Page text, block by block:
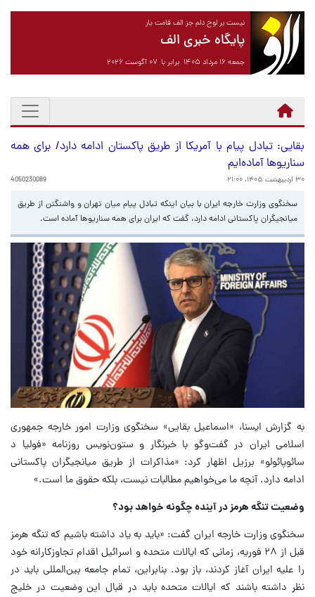
نیست بر لوح دلم جز الف قامت یار
پایگاه خبری الف
جمعه ۱۶ مرداد ۱۴۰۵ برابر با ۰۷ آگوست ۲۰۲۶
بقایی: تبادل پیام با آمریکا از طریق پاکستان ادامه دارد/ برای همه
سناریوها آماده‌ایم
۳۰ اردیبهشت ۱۴۰۵، ۲۱:۰۰ 4050230089
سخنگوی وزارت خارجه ایران با بیان اینکه تبادل پیام میان تهران و واشنگتن از طریق
میانجیگران پاکستانی ادامه دارد، گفت که ایران برای همه سناریوها آماده است.
به گزارش ایسنا، «اسماعیل بقایی» سخنگوی وزارت امور خارجه جمهوری
اسلامی ایران در گفت‌وگو با خبرنگار و ستون‌نویس روزنامه «فولیا د
سائوپائولو» برزیل اظهار کرد: «مذاکرات از طریق میانجیگران پاکستانی
ادامه دارد. آنچه ما می‌خواهیم مطالبات نیست، بلکه حقوق ما است.»
وضعیت تنگه هرمز در آینده چگونه خواهد بود؟
سخنگوی وزارت خارجه ایران گفت: «باید به یاد داشته باشیم که تنگه هرمز
قبل از ۲۸ فوریه، زمانی که ایالات متحده و اسرائیل اقدام تجاوزکارانه خود
را علیه ایران آغاز کردند، باز بود. بنابراین، تمام جامعه بین‌المللی باید در
نظر داشته باشند که ایالات متحده باید در قبال این وضعیت در خلیج